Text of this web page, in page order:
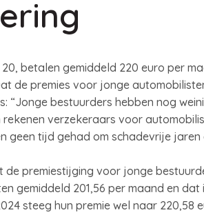
betalen gemiddeld 220 euro per
de premies voor jonge
“Jonge bestuurders hebben nog
verzekeraars voor
geen tijd gehad om schadevrije
de premiestijging voor jonge
gemiddeld 201,56 per maand en
steeg hun premie wel naar 220,58